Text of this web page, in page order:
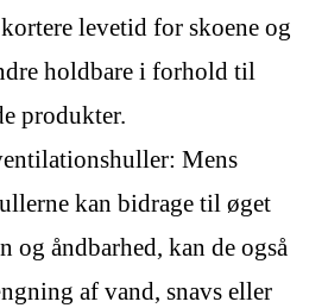
levetid for skoene og
holdbare i forhold til
produkter.
Mens
kan bidrage til øget
åndbarhed, kan de også
af vand, snavs eller